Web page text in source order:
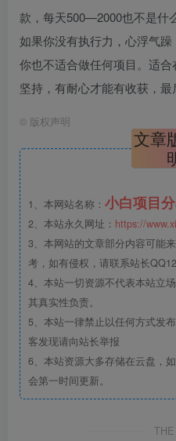
款，每天500—2000也不是什
如果你没有执行力，心浮气
你也不适合做任何项目。适
坚持，有耐心才能有收获，
© 版权声明
文章
1、本网站名称： 小白项目
2、本站永久网址： https://
3、本网站的文章部分内容可能
考，如有侵权，请联系站长
4、本站一切资源不代表本站立
其真实性负责。
5、本站一律禁止以任何方式发
客发现请向站长举报
6、本站资源大多存储在云盘，
会第一时间更新。
THE